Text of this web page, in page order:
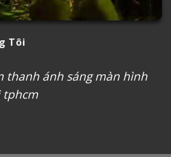
Tôi
thanh ánh sáng màn hình
tphcm